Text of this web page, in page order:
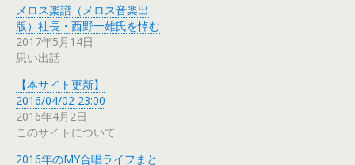
メロス楽譜（メロス音楽出
版）社長・西野一雄氏を悼む
2017年5月14日
思い出話
【本サイト更新】
2016/04/02 23:00
2016年4月2日
このサイトについて
2016年のMY合唱ライフまと